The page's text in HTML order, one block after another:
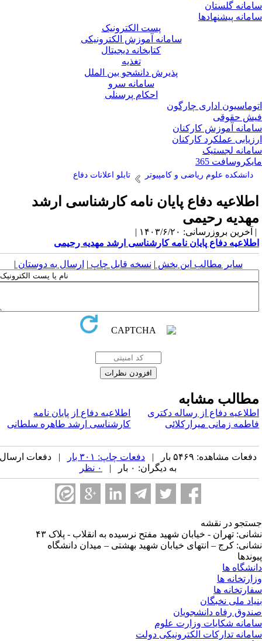
گلستان
پیشنهادها
پست الکترونیک
سامانه آموزش الکترونیکی
کتابخانه دیجیتال
تغذیه
پذیرش دانشجو بین الملل
سامانه سرو
احکام پرسنلی
اداری چارگون
حقوقی
آموزش کارکنان
عملکرد کارکنان
لجستیک
365
دانشکده علوم ریاضی و کامپیوتر تابلو اعلانات دفاع
دفاع پایان نامه کارشناسی ارشد
رحیمی
بروزرسانی: ۱۴۰۳/۶/۲۰ |
دفاع پایان نامه کارشناسی ارشد مهدیه رحیمی
سایر مطالب این بخش | نسخه قابل چاپ| ارسال به دوستان|
مشابه
دفاع از رساله دکتری
زمانی میرارکلائی
اطلاعیه دفاع از پایان نامه
کارشناسی ارشد طاهره سلطانی
دفعات مشاهده: ۵۴۶۹ بار | دفعات چاپ: ۳۰۱ بار
| دفعات ارسال
به دیگران: ۰ بار |
در نقشه
تهران - خیابان شهید مفتح نرسیده به انقلاب - پلاک ۴۳
کرج – انتهای خیابان شهید بهشتی – میدان دانشگاه
ها
ها
ها
ملی نخبگان
رفاه دانشجویان
شکایات وزارت علوم
تدارکات الکترونیکی دولت